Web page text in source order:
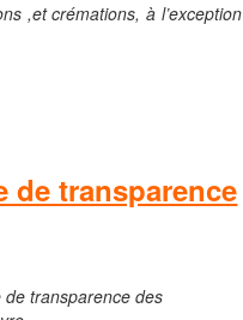
,et crémations, à l’exception
de transparence
transparence des